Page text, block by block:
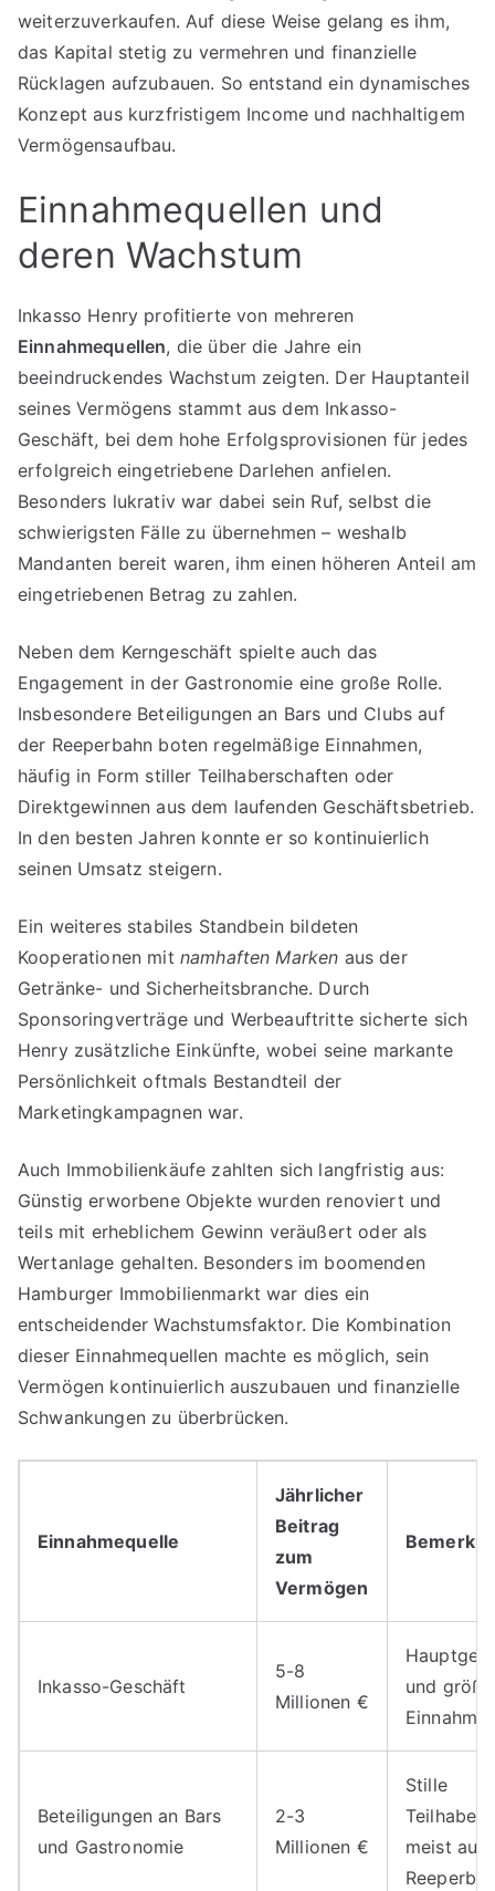
weiterzuverkaufen. Auf diese Weise gelang es ihm,
das Kapital stetig zu vermehren und finanzielle
Rücklagen aufzubauen. So entstand ein dynamisches
Konzept aus kurzfristigem Income und nachhaltigem
Vermögensaufbau.
Einnahmequellen und
deren Wachstum
Inkasso Henry profitierte von mehreren
Einnahmequellen, die über die Jahre ein
beeindruckendes Wachstum zeigten. Der Hauptanteil
seines Vermögens stammt aus dem Inkasso-
Geschäft, bei dem hohe Erfolgsprovisionen für jedes
erfolgreich eingetriebene Darlehen anfielen.
Besonders lukrativ war dabei sein Ruf, selbst die
schwierigsten Fälle zu übernehmen – weshalb
Mandanten bereit waren, ihm einen höheren Anteil am
eingetriebenen Betrag zu zahlen.
Neben dem Kerngeschäft spielte auch das
Engagement in der Gastronomie eine große Rolle.
Insbesondere Beteiligungen an Bars und Clubs auf
der Reeperbahn boten regelmäßige Einnahmen,
häufig in Form stiller Teilhaberschaften oder
Direktgewinnen aus dem laufenden Geschäftsbetrieb.
In den besten Jahren konnte er so kontinuierlich
seinen Umsatz steigern.
Ein weiteres stabiles Standbein bildeten
Kooperationen mit namhaften Marken aus der
Getränke- und Sicherheitsbranche. Durch
Sponsoringverträge und Werbeauftritte sicherte sich
Henry zusätzliche Einkünfte, wobei seine markante
Persönlichkeit oftmals Bestandteil der
Marketingkampagnen war.
Auch Immobilienkäufe zahlten sich langfristig aus:
Günstig erworbene Objekte wurden renoviert und
teils mit erheblichem Gewinn veräußert oder als
Wertanlage gehalten. Besonders im boomenden
Hamburger Immobilienmarkt war dies ein
entscheidender Wachstumsfaktor. Die Kombination
dieser Einnahmequellen machte es möglich, sein
Vermögen kontinuierlich auszubauen und finanzielle
Schwankungen zu überbrücken.
Einnahmequelle
Jährlicher
Beitrag
zum
Vermögen
Inkasso-Geschäft
5-8
Millionen €
und
Beteiligungen an Bars
und Gastronomie
2-3
Millionen €
Stille
meist auf